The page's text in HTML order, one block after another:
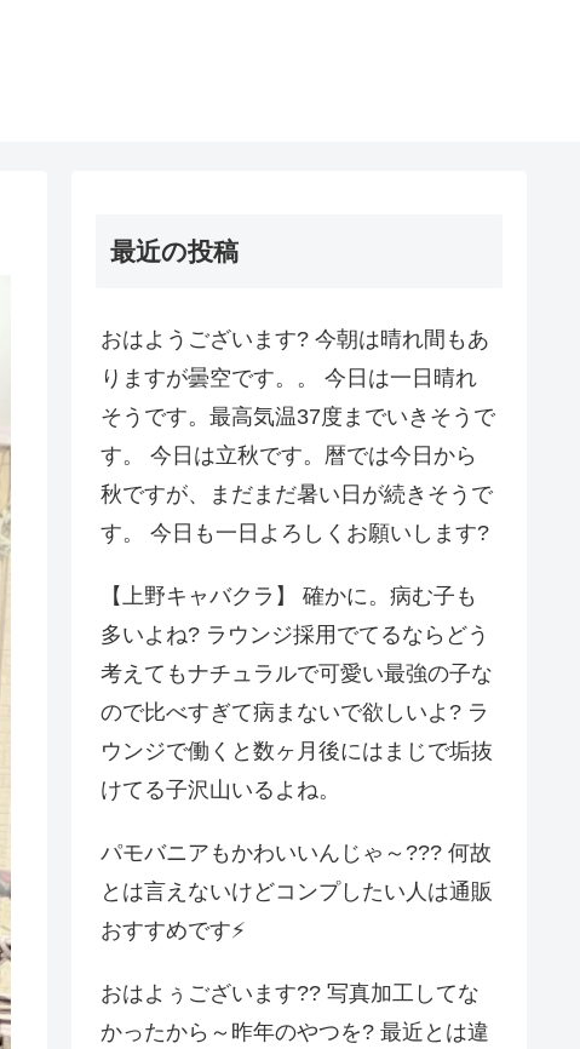
最近の投稿
おはようございます? 今朝は晴れ間もあ
りますが曇空です。。 今日は一日晴れ
そうです。最高気温37度までいきそうで
す。 今日は立秋です。暦では今日から
秋ですが、まだまだ暑い日が続きそうで
す。 今日も一日よろしくお願いします?
【上野キャバクラ】 確かに。病む子も
多いよね? ラウンジ採用でてるならどう
考えてもナチュラルで可愛い最強の子な
ので比べすぎて病まないで欲しいよ? ラ
ウンジで働くと数ヶ月後にはまじで垢抜
けてる子沢山いるよね。
パモバニアもかわいいんじゃ～??? 何故
とは言えないけどコンプしたい人は通販
おすすめです⚡️
おはよぅございます?? 写真加工してな
かったから～昨年のやつを? 最近とは違